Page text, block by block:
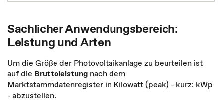
Sachlicher Anwendungsbereich:
Leistung und Arten
Um die Größe der Photovoltaikanlage zu beurteilen ist
auf die Bruttoleistung nach dem
Marktstammdatenregister in Kilowatt (peak) - kurz: kWp
- abzustellen.